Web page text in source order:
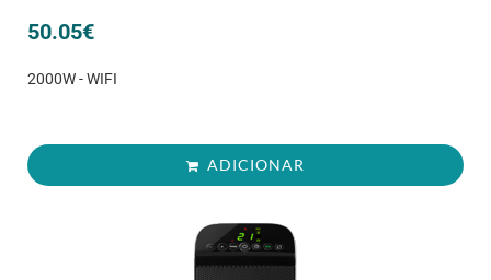
50.05€
2000W - WIFI
ADICIONAR